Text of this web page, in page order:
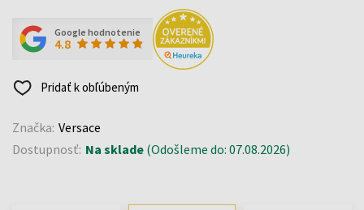
Google hodnotenie
4.8
Pridať k obľúbeným
Značka: Versace
Dostupnosť: Na sklade (Odošleme do: 07.08.2026)